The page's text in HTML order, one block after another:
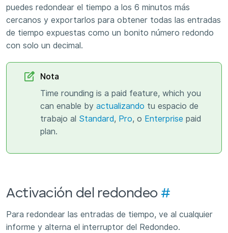
puedes redondear el tiempo a los 6 minutos más
cercanos y exportarlos para obtener todas las entradas
de tiempo expuestas como un bonito número redondo
con solo un decimal.
Nota
Time rounding is a paid feature, which you
can enable by actualizando tu espacio de
trabajo al Standard, Pro, o Enterprise paid
plan.
Activación del redondeo #
Para redondear las entradas de tiempo, ve al cualquier
informe y alterna el interruptor del Redondeo.